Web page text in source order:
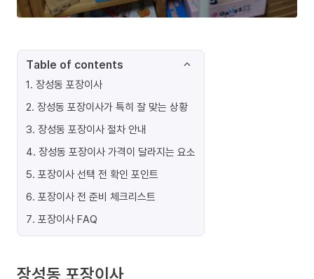
Table of contents
1. 장성동 포장이사
2. 장성동 포장이사가 특히 잘 맞는 상황
3. 장성동 포장이사 절차 안내
4. 장성동 포장이사 가격이 달라지는 요소
5. 포장이사 선택 전 확인 포인트
6. 포장이사 전 준비 체크리스트
7. 포장이사 FAQ
장성동 포장이사